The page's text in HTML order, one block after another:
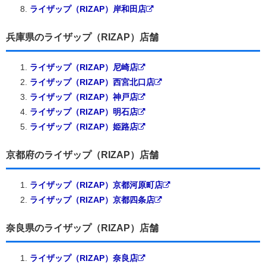
ライザップ（RIZAP）岸和田店
兵庫県のライザップ（RIZAP）店舗
ライザップ（RIZAP）尼崎店
ライザップ（RIZAP）西宮北口店
ライザップ（RIZAP）神戸店
ライザップ（RIZAP）明石店
ライザップ（RIZAP）姫路店
京都府のライザップ（RIZAP）店舗
ライザップ（RIZAP）京都河原町店
ライザップ（RIZAP）京都四条店
奈良県のライザップ（RIZAP）店舗
ライザップ（RIZAP）奈良店